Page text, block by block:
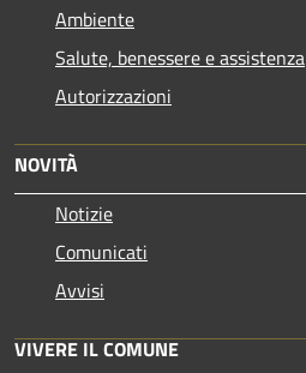
Ambiente
Salute, benessere e assistenza
Autorizzazioni
NOVITÀ
Notizie
Comunicati
Avvisi
VIVERE IL COMUNE